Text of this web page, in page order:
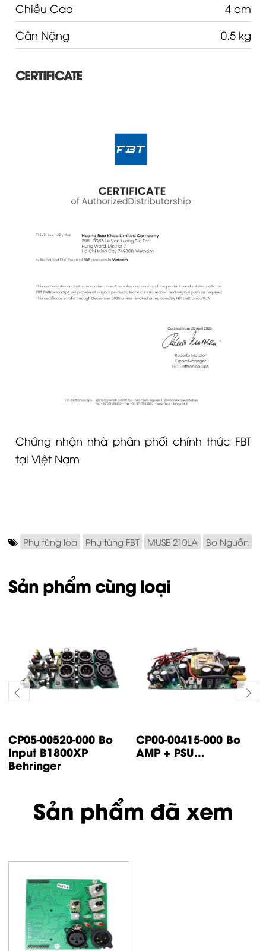
Chiều Cao
4 cm
Cân Nặng
0.5 kg
CERTIFICATE
Chứng nhận nhà phân phối chính thức FBT
tại Việt Nam
Phụ tùng loa Phụ tùng FBT MUSE 210LA Bo Nguồn
Sản phẩm cùng loại
CP14-00447-000 Bo
control IP500
Turbsound
CP05-00500-000 Bo
input IP1000 /
Sản phẩm đã xem